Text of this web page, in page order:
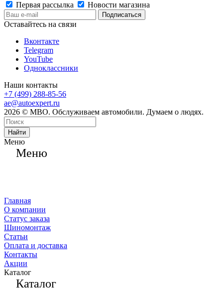
Первая рассылка
Новости магазина
Оставайтесь на связи
Вконтакте
Telegram
YouTube
Одноклассники
Наши контакты
+7 (499) 288-85-56
ae@autoexpert.ru
2026 © МВО. Обслуживаем автомобили. Думаем о людях.
Найти
Меню
Меню
Главная
О компании
Статус заказа
Шиномонтаж
Статьи
Оплата и доставка
Контакты
Акции
Каталог
Каталог